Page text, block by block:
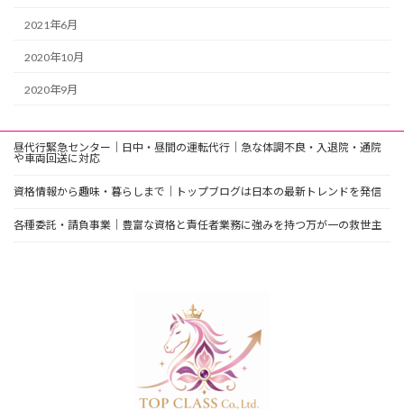
2021年6月
2020年10月
2020年9月
昼代行緊急センター｜日中・昼間の運転代行｜急な体調不良・入退院・通院
や車両回送に対応
資格情報から趣味・暮らしまで｜トップブログは日本の最新トレンドを発信
各種委託・請負事業｜豊富な資格と責任者業務に強みを持つ万が一の救世主